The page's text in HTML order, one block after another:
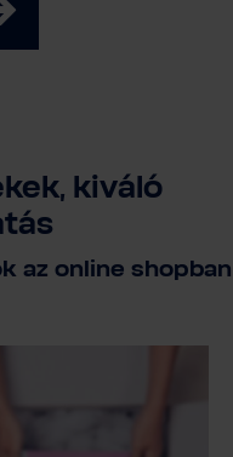
kiváló
az online shopban